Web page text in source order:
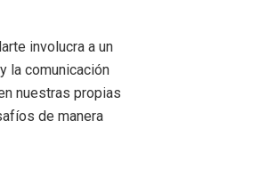
involucra a un
la comunicación
nuestras propias
de manera